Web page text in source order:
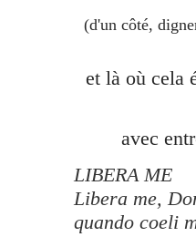
(d'un côté,
et là où cela
avec
LIBERA ME
Libera me,
quando coeli